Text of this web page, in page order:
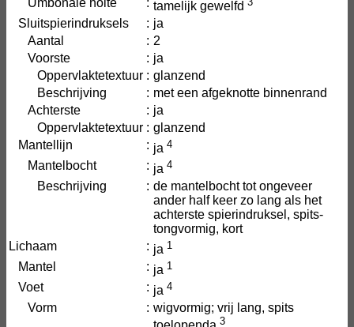
Umbonale holte
: tamelijk gewelfd
Sluitspierindruksels : ja
Aantal
: 2
Voorste
: ja
Oppervlaktetextuur : glanzend
Beschrijving
: met een afgeknotte binnenrand
Achterste
: ja
Oppervlaktetextuur : glanzend
Mantellijn
: ja 4
Mantelbocht : ja 4
Beschrijving : de mantelbocht tot ongeveer
ander half keer zo lang als het
achterste spierindruksel, spits-
tongvormig, kort
Lichaam
: ja 1
Mantel : ja 1
Voet : ja 4
Vorm : wigvormig; vrij lang, spits
3